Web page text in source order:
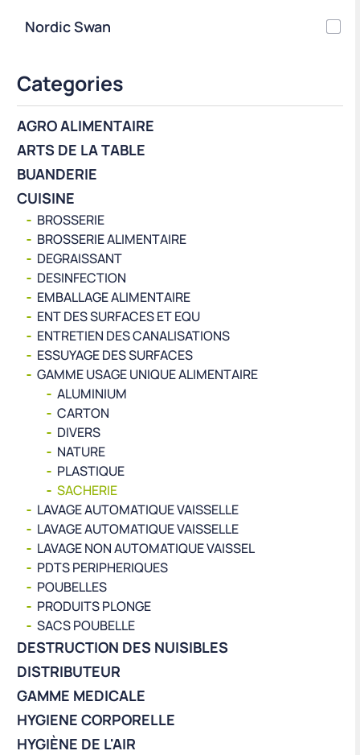
Nordic Swan
Categories
AGRO ALIMENTAIRE
ARTS DE LA TABLE
BUANDERIE
CUISINE
BROSSERIE
BROSSERIE ALIMENTAIRE
DEGRAISSANT
DESINFECTION
EMBALLAGE ALIMENTAIRE
ENT DES SURFACES ET EQU
ENTRETIEN DES CANALISATIONS
ESSUYAGE DES SURFACES
GAMME USAGE UNIQUE ALIMENTAIRE
ALUMINIUM
CARTON
DIVERS
NATURE
PLASTIQUE
SACHERIE
LAVAGE AUTOMATIQUE VAISSELLE
LAVAGE AUTOMATIQUE VAISSELLE
LAVAGE NON AUTOMATIQUE VAISSEL
PDTS PERIPHERIQUES
POUBELLES
PRODUITS PLONGE
SACS POUBELLE
DESTRUCTION DES NUISIBLES
DISTRIBUTEUR
GAMME MEDICALE
HYGIENE CORPORELLE
HYGIÈNE DE L'AIR